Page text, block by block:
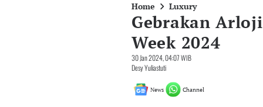
Home Luxury
Gebrakan
Week 2024
30 Jan 2024, 04:07 WIB
Desy Yuliastuti
News Channel